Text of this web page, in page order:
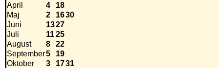
April
4
18
Maj
2 1630
Juni
1327
Juli
1125
August
8
22
September5
19
Oktober
3 1731